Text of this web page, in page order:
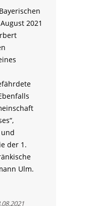
2021
der 1.
Ulm.